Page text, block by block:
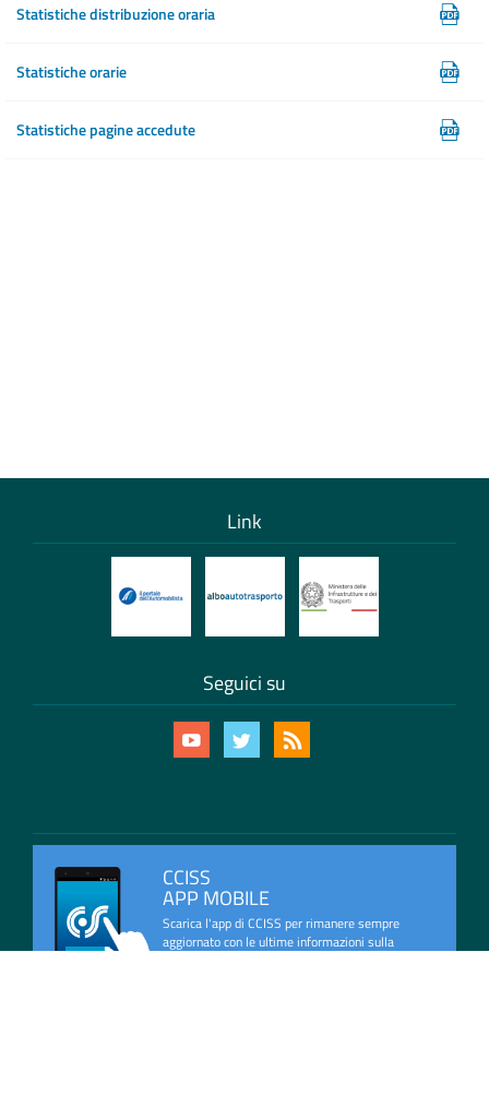
Statistiche distribuzione oraria
Statistiche orarie
Statistiche pagine accedute
Link
Seguici su
CCISS
APP MOBILE
Scarica l'app di CCISS per rimanere sempre
aggiornato con le ultime informazioni sulla